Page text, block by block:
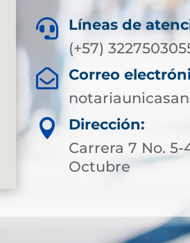

Líneas de
(+57)

Correo

Dirección:
Carrera 7 No.
Octubre